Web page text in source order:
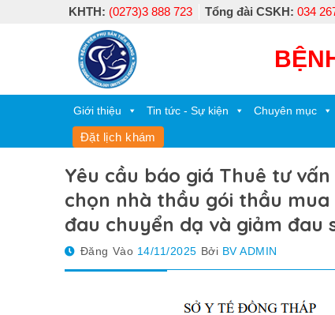
KHTH: (0273)3 888 723 Tổng đài CSKH: 034
Giới thiệu Tin tức - Sự kiện Chuyên mục
Đặt lịch khám
Yêu cầu báo giá Thuê tư
chọn nhà thầu gói thầu
đau chuyển dạ và giảm đau
Đăng Vào 14/11/2025 Bởi BV ADMIN